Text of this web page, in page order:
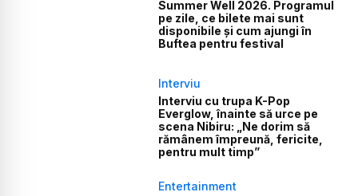
Summer Well 2026. Programul
pe zile, ce bilete mai sunt
disponibile și cum ajungi în
Buftea pentru festival
Interviu
Interviu cu trupa K-Pop
Everglow, înainte să urce pe
scena Nibiru: „Ne dorim să
rămânem împreună, fericite,
pentru mult timp”
Entertainment